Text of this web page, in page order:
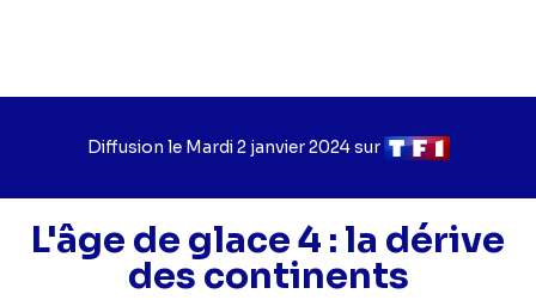
Diffusion le Jour
diffusion
Mardi 2 janvier 2024sur Chaîne
diffusion
L'âge de glace 4 : la dérive
des continents